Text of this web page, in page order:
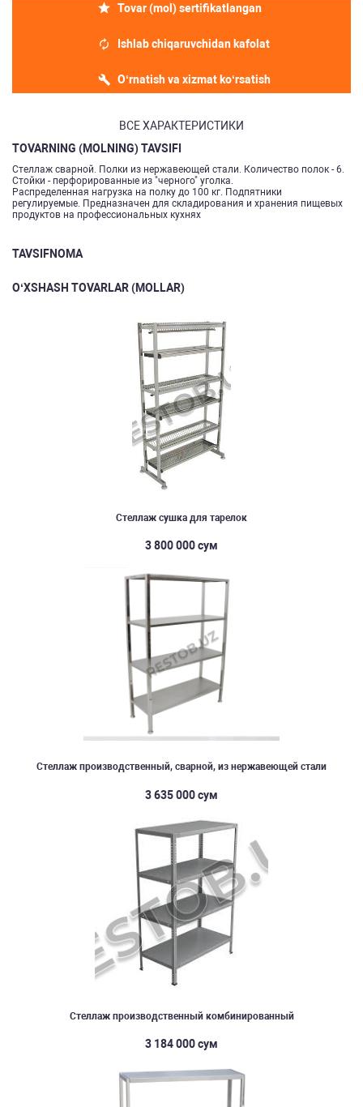
Tovar (mol) sertifikatlangan
Ishlab chiqaruvchidan kafolat
O‘rnatish va xizmat ko‘rsatish
ВСЕ ХАРАКТЕРИСТИКИ
TOVARNING (MOLNING) TAVSIFI
Стеллаж сварной. Полки из нержавеющей стали. Количество полок - 6.
Стойки - перфорированные из "черного" уголка.
Распределенная нагрузка на полку до 100 кг. Подпятники
регулируемые. Предназначен для складирования и хранения пищевых
продуктов на профессиональных кухнях
TAVSIFNOMA
O‘XSHASH TOVARLAR (MOLLAR)
Стеллаж сушка для тарелок
3 800 000 сум
Стеллаж производственный, сварной, из нержавеющей стали
3 635 000 сум
Стеллаж производственный комбинированный
3 184 000 сум